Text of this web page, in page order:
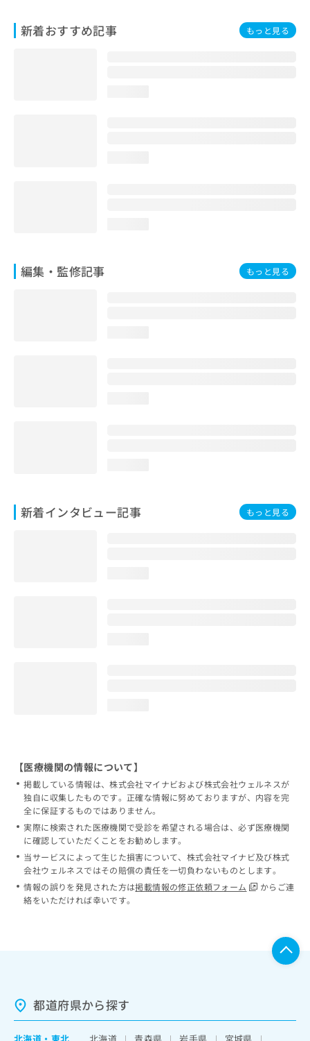
新着おすすめ記事 もっと見る
編集・監修記事 もっと見る
新着インタビュー記事 もっと見る
問
い
【医療機関の情報について】
掲載している情報は、株式会社マイナビおよび株式会社ウェルネスが
独自に収集したものです。正確な情報に努めておりますが、内容を完
全に保証するものではありません。
実際に検索された医療機関で受診を希望される場合は、必ず医療機関
に確認していただくことをお勧めします。
当サービスによって生じた損害について、株式会社マイナビ及び株式
会社ウェルネスではその賠償の責任を一切負わないものとします。
情報の誤りを発見された方は掲載情報の修正依頼フォーム
からご連
絡をいただければ幸いです。
都道府県から探す
北海道 ・ 東北 北海道 青森県 岩手県
宮城県